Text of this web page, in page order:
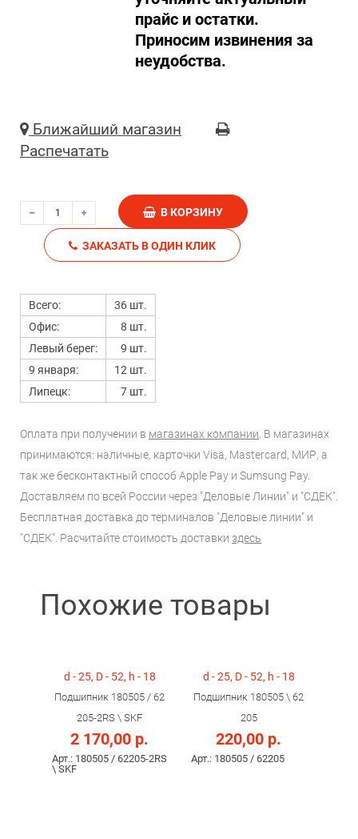
прайс и остатки.
Приносим извинения за
неудобства.
Ближайший магазин
Распечатать
В КОРЗИНУ
ЗАКАЗАТЬ В ОДИН КЛИК
Всего:
36 шт.
Офис:
8 шт.
Левый берег:
9 шт.
9 января:
12 шт.
Липецк:
7 шт.
Оплата при получении в магазинах компании . В магазинах
принимаются: наличные, карточки Visa, Mastercard, МИР, а
так же бесконтактный способ Apple Pay и Sumsung Pay.
Доставляем по всей России через "Деловые Линии" и "СДЕК".
Бесплатная доставка до терминалов "Деловые линии" и
"СДЕК". Расчитайте стоимость доставки здесь
Похожие товары
d - 25, D - 52, h - 18
Подшипник 180505 / 62
205-2RS \ SKF
2 170,00 р.
Арт.: 180505 / 62205-2RS
\ SKF
d - 25, D - 52, h - 18
Подшипник 180505 \ 62
205
220,00 р.
Арт.: 180505 / 62205